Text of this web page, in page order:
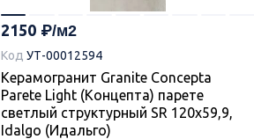
2150
Код УТ-00012594
Керамогранит Granite Concepta
Parete Light (Концепта) парете
светлый структурный SR 120х59,9,
Idalgo (Идальго)